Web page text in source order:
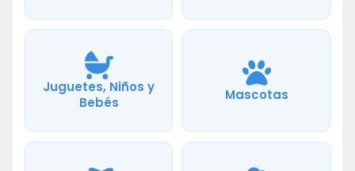
Juguetes, Niños y
Bebés
Mascotas